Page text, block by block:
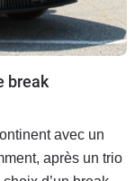
break
avec un
après un trio